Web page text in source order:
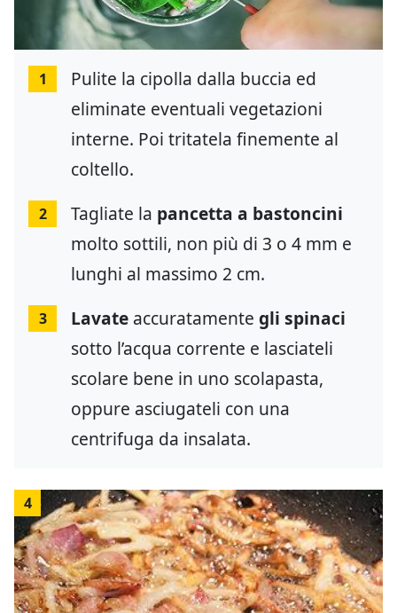
1
Pulite la cipolla dalla buccia ed
eliminate eventuali vegetazioni
interne. Poi tritatela finemente al
coltello.
2 Tagliate la pancetta a bastoncini
molto sottili, non più di 3 o 4 mm e
lunghi al massimo 2 cm.
3 Lavate accuratamente gli spinaci
sotto l’acqua corrente e lasciateli
scolare bene in uno scolapasta,
oppure asciugateli con una
centrifuga da insalata.
4